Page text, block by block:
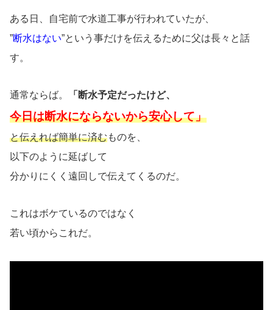
ある日、自宅前で水道工事が行われていたが、
”断水はない”という事だけを伝えるために父は長々と話
す。
通常ならば。 「断水予定だったけど、
今日は断水にならないから安心して」
と伝えれば簡単に済むものを、
以下のように延ばして
分かりにくく遠回しで伝えてくるのだ。
これはボケているのではなく
若い頃からこれだ。